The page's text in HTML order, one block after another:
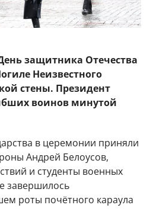
защитника Отечества
Неизвестного
стены. Президент
воинов минутой
в церемонии приняли
Андрей Белоусов,
и студенты военных
завершилось
роты почётного караула